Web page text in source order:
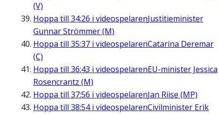
(V)
Hoppa till 34:26 i videospelarenJustitieminister
Gunnar Strömmer (M)
Hoppa till 35:37 i videospelarenCatarina Deremar
(C)
Hoppa till 36:43 i videospelarenEU-minister Jessica
Rosencrantz (M)
Hoppa till 37:56 i videospelarenJan Riise (MP)
Hoppa till 38:54i videospelarenCivilminister Erik